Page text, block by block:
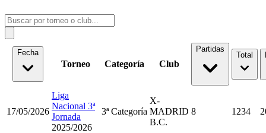
Fecha
Torneo Categoría Club
Partidas
Total
17/05/2026
Liga
Nacional 3ª
Jornada
2025/2026
3ª Categoría
X-
MADRID
B.C.
8 1234